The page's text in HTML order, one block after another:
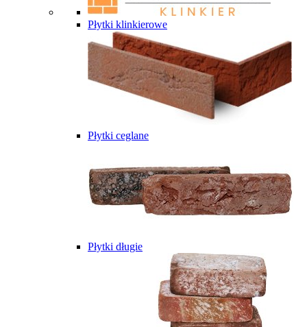
Płytki klinkierowe
Płytki ceglane
Płytki długie